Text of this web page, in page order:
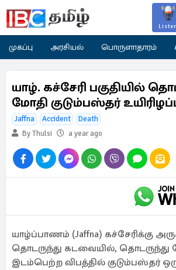
Listen
முகப்பு அரசியல் பொருளாதாரம்
யாழ். கச்சேரி பகுதியில்
மோதி குடும்பஸ்தர்
Jaffna Accident
Death
By Thulsi
a year ago
யாழ்ப்பாணம் (Jaffna) கச்சேரிக்கு
தொடருந்து கடவையில், தொடருந்து
இடம்பெற்ற விபத்தில் குடும்பஸ்தர்